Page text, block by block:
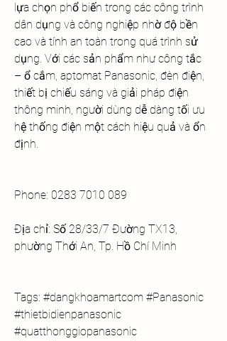
lựa chọn phổ biến trong các công trình
dân dụng và công nghiệp nhờ độ bền
cao và tính an toàn trong quá trình sử
dụng. Với các sản phẩm như công tắc
– ổ cắm, aptomat Panasonic, đèn điện,
thiết bị chiếu sáng và giải pháp điện
thông minh, người dùng dễ dàng tối ưu
hệ thống điện một cách hiệu quả và ổn
định.
Phone: 0283 7010 089
Địa chỉ: Số 28/33/7 Đường TX13,
phường Thới An, Tp. Hồ Chí Minh
Tags: #dangkhoamartcom #Panasonic
#thietbidienpanasonic
#quatthonggiopanasonic